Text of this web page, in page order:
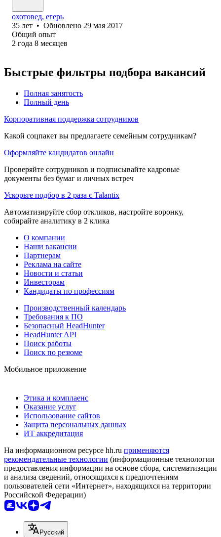
охотовед, егерь
35 лет • Обновлено 29 мая 2017
Общий опыт
2 года 8 месяцев
Быстрые фильтры подбора вакансий
Полная занятость
Полный день
Корпоративная поддержка сотрудников
Какой соцпакет вы предлагаете семейным сотрудникам?
Оформляйте кандидатов онлайн
Проверяйте сотрудников и подписывайте кадровые
документы без бумаг и личных встреч
Ускорьте подбор в 2 раза с Talantix
Автоматизируйте сбор откликов, настройте воронку,
собирайте аналитику в 2 клика
О компании
Наши вакансии
Партнерам
Реклама на сайте
Новости и статьи
Инвесторам
Кандидаты по профессиям
Производственный календарь
Требования к ПО
Безопасный HeadHunter
HeadHunter API
Поиск работы
Поиск по резюме
Мобильное приложение
Этика и комплаенс
Оказание услуг
Использование сайтов
Защита персональных данных
ИТ аккредитация
На информационном ресурсе hh.ru применяются
рекомендательные технологии (информационные технологии
предоставления информации на основе сбора, систематизации
и анализа сведений, относящихся к предпочтениям
пользователей сети «Интернет», находящихся на территории
Российской Федерации)
Русский